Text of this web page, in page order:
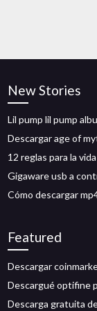
New Stories
Lil pump lil pump
Descargar age of
12 reglas para la
Gigaware usb a
Cómo descargar
Featured
Descargar
Descargué optifine
Descarga gratuita